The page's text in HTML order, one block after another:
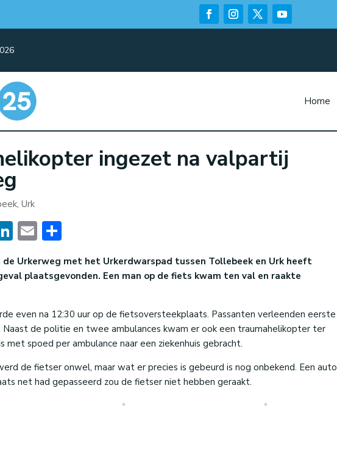
Home
ingezet na valpartij
,Urk
LinkedIn
Email
de Urkerweg met het Urkerdwarspad tussen Tollebeek en Urk heeft
plaatsgevonden. Een man op de fiets kwam ten val en raakte
even na 12:30 uur op de fietsoversteekplaats. Passanten verleenden eerste
Naast de politie en twee ambulances kwam er ook een traumahelikopter ter
met spoed per ambulance naar een ziekenhuis gebracht.
de fietser onwel, maar wat er precies is gebeurd is nog onbekend. Een auto
net had gepasseerd zou de fietser niet hebben geraakt.